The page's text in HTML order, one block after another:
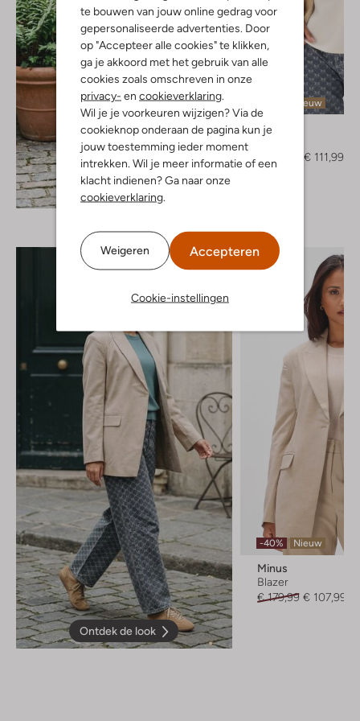
te bouwen van jouw online gedrag voor
gepersonaliseerde advertenties. Door
op "Accepteer alle cookies" te klikken,
ga je akkoord met het gebruik van alle
cookies zoals omschreven in onze
privacy- en cookieverklaring
Wil je je voorkeuren wijzigen? Via de
cookieknop onderaan de pagina kun je
jouw toestemming ieder moment
intrekken. Wil je meer informatie of een
klacht indienen? Ga naar onze
cookieverklaring
Weigeren Accepteren
Cookie-instellingen
Ontdek de look
Nieuw
Minus
€ 111,99
Ontdek de look
-40% Nieuw
Minus
Blazer
€ 179,99 € 107,99